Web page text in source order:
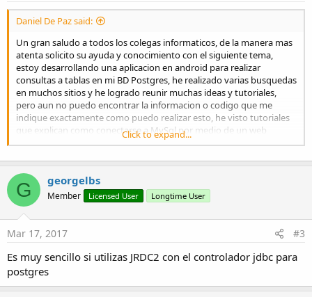
Daniel De Paz said:
Un gran saludo a todos los colegas informaticos, de la manera mas
atenta solicito su ayuda y conocimiento con el siguiente tema,
estoy desarrollando una aplicacion en android para realizar
consultas a tablas en mi BD Postgres, he realizado varias busquedas
en muchos sitios y he logrado reunir muchas ideas y tutoriales,
pero aun no puedo encontrar la informacion o codigo que me
indique exactamente como puedo realizar esto, he visto tutoriales
que explican como conectarse a MySql por medio de un web
service con PHP, tambien tutoriales para SqlServer, pero no logro
Agredecere muchisimo si alguien puede brindarme su apoyo
indicandome algun material, o liga o cualquier informacion
relacionada que pueda ayudarme a terminar mi proyecto.
De antemano nuevamente muchas gracias.
Saludos y excelente dia.
DANIEL
Click to expand...
G georgelbs
Member Licensed User Longtime User
Mar 17, 2017 #3
Es muy sencillo si utilizas JRDC2 con el controlador jdbc para
postgres